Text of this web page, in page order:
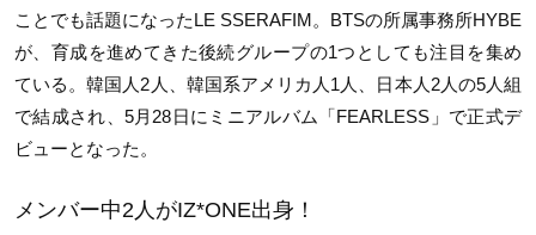
ことでも話題になったLE SSERAFIM。BTSの所属事務所HYBE
が、育成を進めてきた後続グループの1つとしても注目を集め
ている。韓国人2人、韓国系アメリカ人1人、日本人2人の5人組
で結成され、5月28日にミニアルバム「FEARLESS」で正式デ
ビューとなった。
メンバー中2人がIZ*ONE出身！